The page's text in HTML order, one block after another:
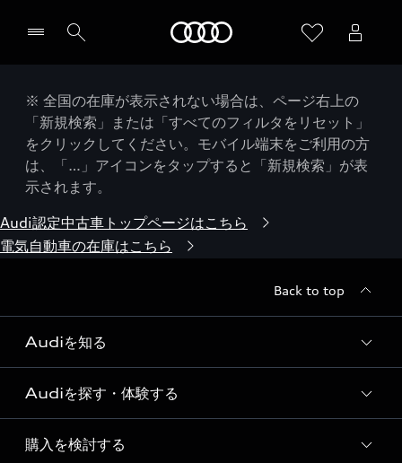
※ 全国の在庫が表示されない場合は、ページ右上の
「新規検索」または「すべてのフィルタをリセット」
をクリックしてください。モバイル端末をご利用の方
は、「…」アイコンをタップすると「新規検索」が表
示されます。
Audi認定中古車トップページはこちら
電気自動車の在庫はこちら
Back to top
Audiを知る
Audi ブランド
Story of Progress
Audiを探す・体験する
ディーラー検索
購入を検討する